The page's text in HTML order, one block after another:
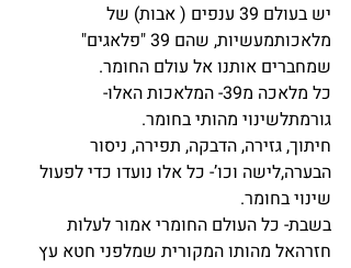
יש בעולם 39 ענפים ( אבות) של
מלאכותמעשיות, שהם 39 "פלאגים"
שמחברים אותנו אל עולם החומר.
כל מלאכה מ39- המלאכות האלו-
גורמתלשינוי מהותי בחומר.
חיתוך, גזירה, הדבקה, תפירה, ניסור
הבערה,לישה וכו’- כל אלו נועדו כדי לפעול
שינוי בחומר.
בשבת- כל העולם החומרי אמור לעלות
חזרהאל מהותו המקורית שמלפני חטא עץ